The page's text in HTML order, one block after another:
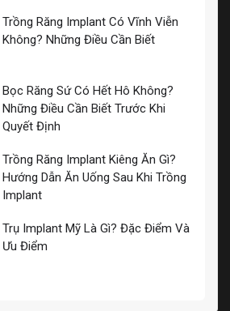
Trồng Răng Implant Có Vĩnh Viễn
Không? Những Điều Cần Biết
Bọc Răng Sứ Có Hết Hô Không?
Những Điều Cần Biết Trước Khi
Quyết Định
Trồng Răng Implant Kiêng Ăn Gì?
Hướng Dẫn Ăn Uống Sau Khi Trồng
Implant
Trụ Implant Mỹ Là Gì? Đặc Điểm Và
Ưu Điểm